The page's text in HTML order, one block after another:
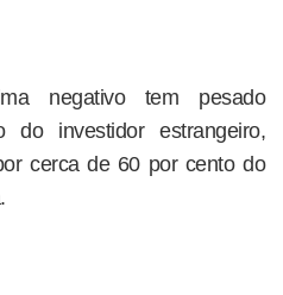
negativo tem pesado
do investidor estrangeiro,
cerca de 60 por cento do